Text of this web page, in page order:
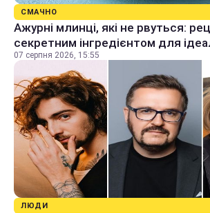
СМАЧНО
Ажурні млинці, які не рвуться:
секретним інгредієнтом для
07 серпня 2026, 15:55
ЛЮДИ